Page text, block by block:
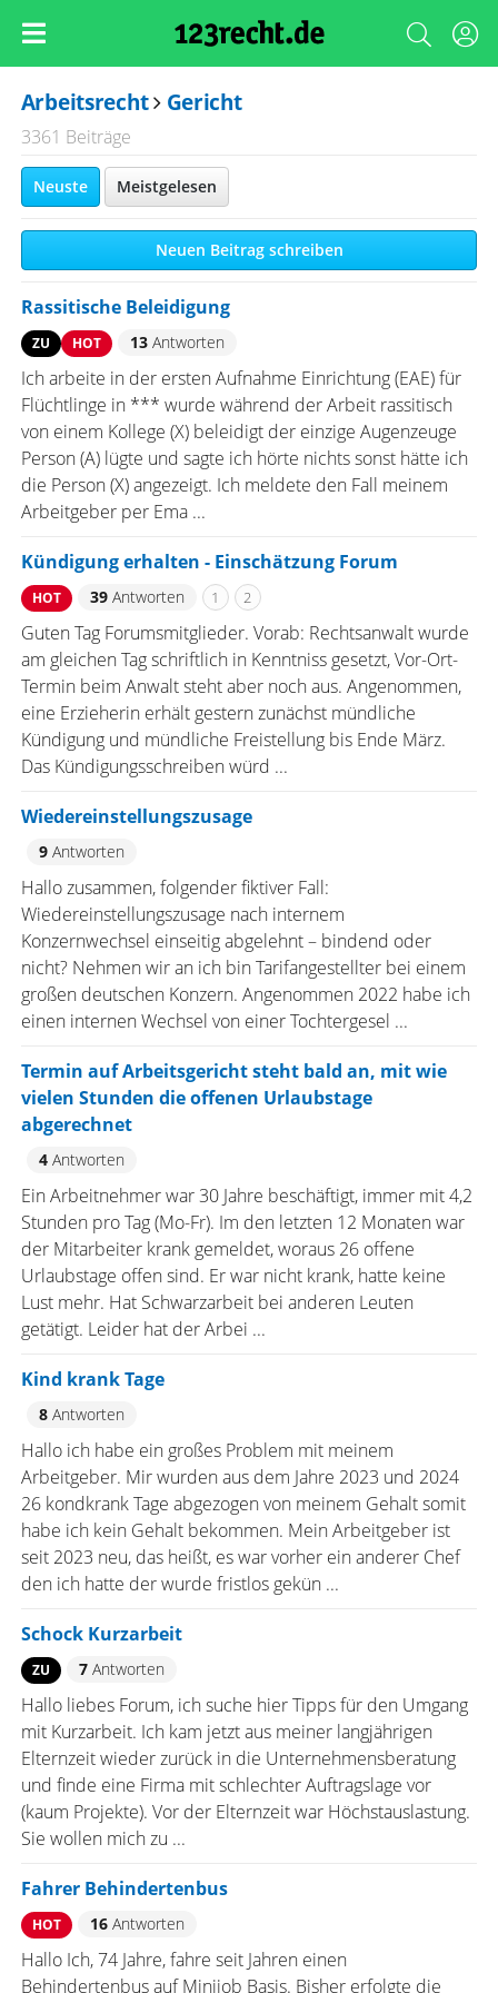
Arbeitsrecht Gericht
3361 Beiträge
Neuste Meistgelesen
Neuen Beitrag schreiben
Rassitische Beleidigung
ZU HOT 13Antworten
Ich arbeite in der ersten Aufnahme Einrichtung (EAE) für
Flüchtlinge in *** wurde während der Arbeit rassitisch
von einem Kollege (X) beleidigt der einzige Augenzeuge
Person (A) lügte und sagte ich hörte nichts sonst hätte ich
die Person (X) angezeigt. Ich meldete den Fall meinem
Arbeitgeber per Ema ...
Kündigung erhalten - Einschätzung Forum
HOT 39Antworten 1 2
Guten Tag Forumsmitglieder. Vorab: Rechtsanwalt wurde
am gleichen Tag schriftlich in Kenntniss gesetzt, Vor-Ort-
Termin beim Anwalt steht aber noch aus. Angenommen,
eine Erzieherin erhält gestern zunächst mündliche
Kündigung und mündliche Freistellung bis Ende März.
Das Kündigungsschreiben würd ...
Wiedereinstellungszusage
9Antworten
Hallo zusammen, folgender fiktiver Fall:
Wiedereinstellungszusage nach internem
Konzernwechsel einseitig abgelehnt – bindend oder
nicht? Nehmen wir an ich bin Tarifangestellter bei einem
großen deutschen Konzern. Angenommen 2022 habe ich
einen internen Wechsel von einer Tochtergesel ...
Termin auf Arbeitsgericht steht bald an, mit wie
vielen Stunden die offenen Urlaubstage
abgerechnet
4Antworten
Ein Arbeitnehmer war 30 Jahre beschäftigt, immer mit 4,2
Stunden pro Tag (Mo-Fr). Im den letzten 12 Monaten war
der Mitarbeiter krank gemeldet, woraus 26 offene
Urlaubstage offen sind. Er war nicht krank, hatte keine
Lust mehr. Hat Schwarzarbeit bei anderen Leuten
getätigt. Leider hat der Arbei ...
Kind krank Tage
8Antworten
Hallo ich habe ein großes Problem mit meinem
Arbeitgeber. Mir wurden aus dem Jahre 2023 und 2024
26 kondkrank Tage abgezogen von meinem Gehalt somit
habe ich kein Gehalt bekommen. Mein Arbeitgeber ist
seit 2023 neu, das heißt, es war vorher ein anderer Chef
den ich hatte der wurde fristlos gekün ...
Schock Kurzarbeit
ZU 7Antworten
Hallo liebes Forum, ich suche hier Tipps für den Umgang
mit Kurzarbeit. Ich kam jetzt aus meiner langjährigen
Elternzeit wieder zurück in die Unternehmensberatung
und finde eine Firma mit schlechter Auftragslage vor
(kaum Projekte). Vor der Elternzeit war Höchstauslastung.
Sie wollen mich zu ...
Fahrer Behindertenbus
HOT 16Antworten
Hallo Ich, 74 Jahre, fahre seit Jahren einen
Behindertenbus auf Minijob Basis. Bisher erfolgte die